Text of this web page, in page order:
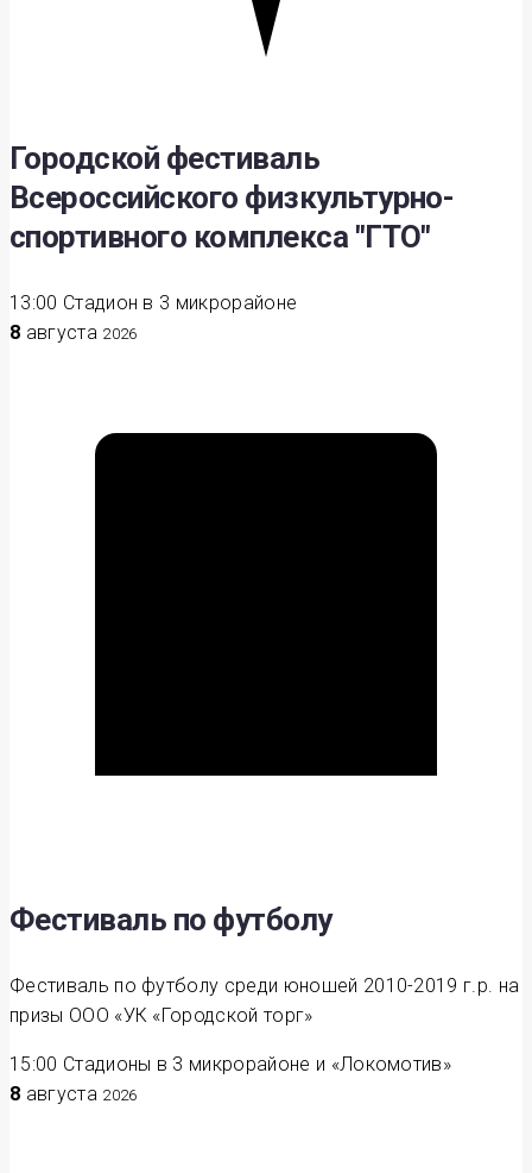
Городской фестиваль
Всероссийского физкультурно-
спортивного комплекса "ГТО"
13:00 Стадион в 3 микрорайоне
8 августа 2026
Фестиваль по футболу
Фестиваль по футболу среди юношей 2010-2019 г.р. на
призы ООО «УК «Городской торг»
15:00 Стадионы в 3 микрорайоне и «Локомотив»
8 августа 2026